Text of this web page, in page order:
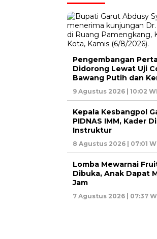
Pengembangan
Didorong Lewat Uji
Bawang Putih dan
9 Agustus 2026 | 10:02
Kepala Kesbangpol
PIDNAS IMM, Kader
Instruktur
8 Agustus 2026 | 07:01
Lomba Mewarnai
Dibuka, Anak Dapat
Jam
7 Agustus 2026 | 07:37